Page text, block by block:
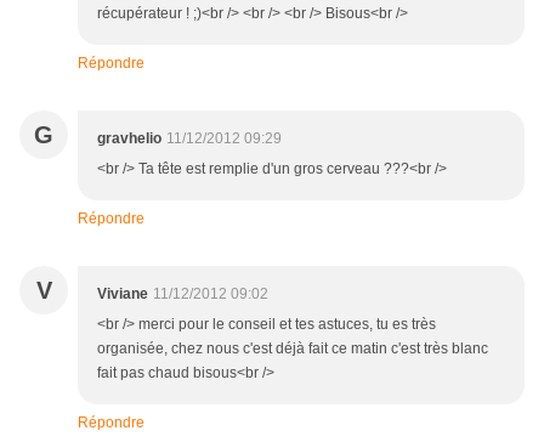
récupérateur ! ;)<br /> <br /> <br /> Bisous<br />
Répondre
G gravhelio 11/12/2012 09:29
<br /> Ta tête est remplie d'un gros cerveau ???<br />
Répondre
V Viviane 11/12/2012 09:02
<br /> merci pour le conseil et tes astuces, tu es très
organisée, chez nous c'est déjà fait ce matin c'est très blanc
fait pas chaud bisous<br />
Répondre